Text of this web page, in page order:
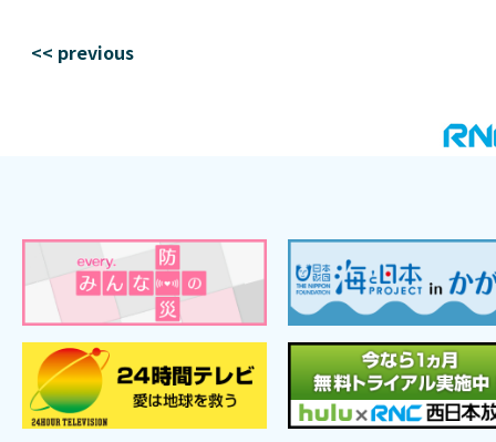
<< previous